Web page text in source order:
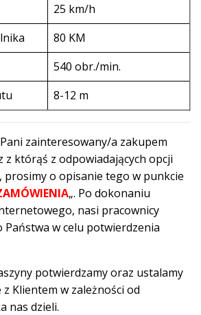
25 km/h
80 KM
540 obr./min.
8-12 m
zainteresowany/a zakupem
z którąś z odpowiadających opcji
prosimy o opisanie tego w punkcie
„. Po dokonaniu
nasi pracownicy
Państwa w celu potwierdzenia
potwierdzamy oraz ustalamy
Klientem w zależności od
nas dzieli.